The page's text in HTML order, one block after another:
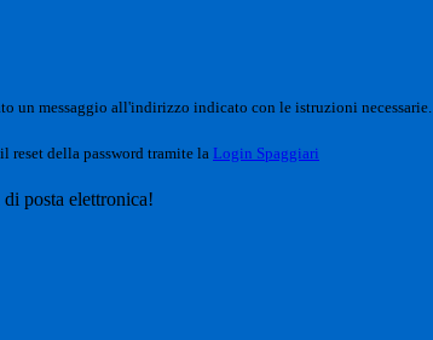
un messaggio all'indirizzo indicato con le istruzioni necessarie.
reset della password tramite la Login Spaggiari
posta elettronica!